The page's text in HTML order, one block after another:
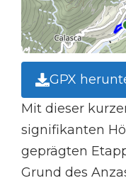
GPX
Mit dieser
signifikanten
geprägten
Grund des